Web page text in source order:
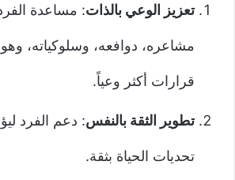
تعزيز الوعي بالذات: مساعدة
مشاعره، دوافعه، وسلوكياته،
قرارات أكثر وعياً.
تطوير الثقة بالنفس: دعم الفرد
تحديات الحياة بثقة.